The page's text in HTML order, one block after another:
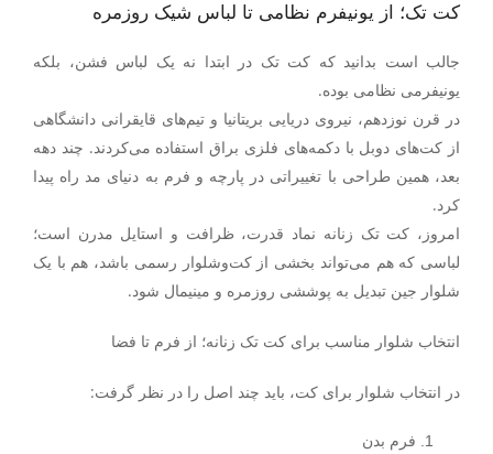
کت تک؛ از یونیفرم نظامی تا لباس شیک روزمره
جالب است بدانید که کت تک در ابتدا نه یک لباس فشن، بلکه
یونیفرمی نظامی بوده.
در قرن نوزدهم، نیروی دریایی بریتانیا و تیم‌های قایقرانی دانشگاهی
از کت‌های دوبل با دکمه‌های فلزی براق استفاده می‌کردند. چند دهه
بعد، همین طراحی با تغییراتی در پارچه و فرم به دنیای مد راه پیدا
کرد.
امروز، کت تک زنانه نماد قدرت، ظرافت و استایل مدرن است؛
لباسی که هم می‌تواند بخشی از کت‌وشلوار رسمی باشد، هم با یک
شلوار جین تبدیل به پوششی روزمره و مینیمال شود.
انتخاب شلوار مناسب برای کت تک زنانه؛ از فرم تا فضا
در انتخاب شلوار برای کت، باید چند اصل را در نظر گرفت:
فرم بدن